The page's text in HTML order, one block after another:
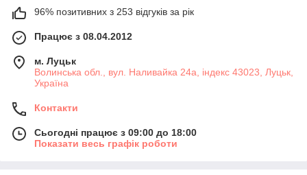
96% позитивних з 253 відгуків за рік
Працює з 08.04.2012
м. Луцьк
Волинська обл., вул. Наливайка 24а, індекс 43023, Луцьк,
Україна
Контакти
Сьогодні працює з 09:00 до 18:00
Показати весь графік роботи